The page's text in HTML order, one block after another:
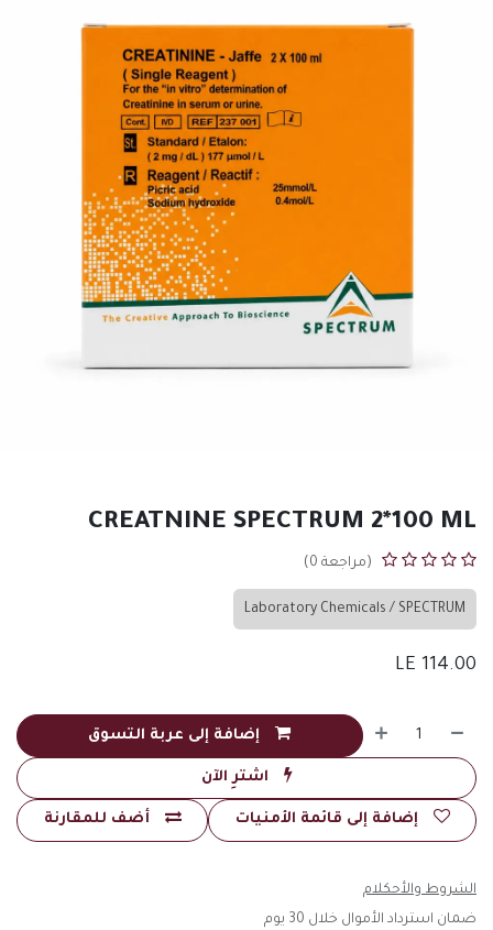
CREATNINE SPECTRUM 2*100 ML
(مراجعة 0)
Laboratory Chemicals / SPECTRUM
114.00
إضافة إلى عربة التسوق
اشترِ الآن
أضف للمقارنة إضافة إلى قائمة الأمنيات
الشروط والأحكلام
ضمان استرداد الأموال خلال 30 يوم